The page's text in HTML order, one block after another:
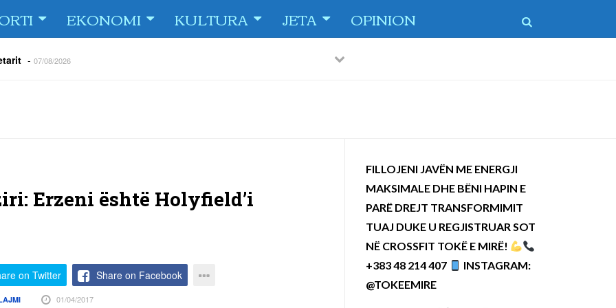
EKONOMI KULTURA JETA OPINION
portofolin me dokumente dhe të holla
PreviousNext
Erzeni është Holyfield’i
on Twitter Share on Facebook
01/04/2017
FILLOJENI JAVËN ME ENERGJI
MAKSIMALE DHE BËNI HAPIN E
PARË DREJT TRANSFORMIMIT
TUAJ DUKE U REGJISTRUAR SOT
NË CROSSFIT TOKË E MIRË!
+383 48 214 407
INSTAGRAM:
@TOKEEMIRE